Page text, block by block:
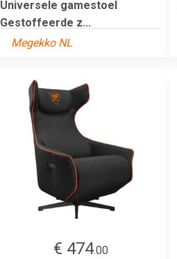
Universele gamestoel
Gestoffeerde z...
Megekko NL
€ 474.00